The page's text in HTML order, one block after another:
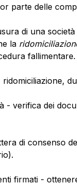
parte delle
di una
la
fallimentare.
- verifica dei
di consenso
firmati -